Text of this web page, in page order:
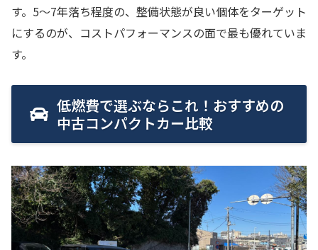
す。5〜7年落ち程度の、整備状態が良い個体をターゲット
にするのが、コストパフォーマンスの面で最も優れていま
す。
低燃費で選ぶならこれ！おすすめの
中古コンパクトカー比較